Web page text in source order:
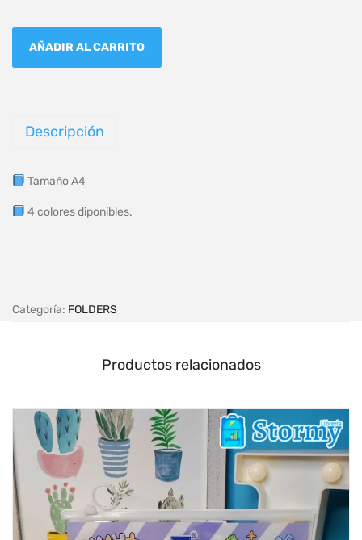
AÑADIR AL CARRITO
Descripción
Tamaño A4
4 colores diponibles.
Categoría: FOLDERS
Productos relacionados